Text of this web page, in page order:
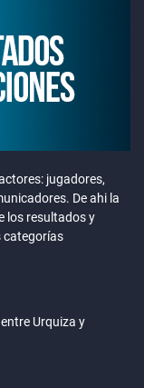
jugadores,
De ahi la
los resultados y
categorías
Urquiza y